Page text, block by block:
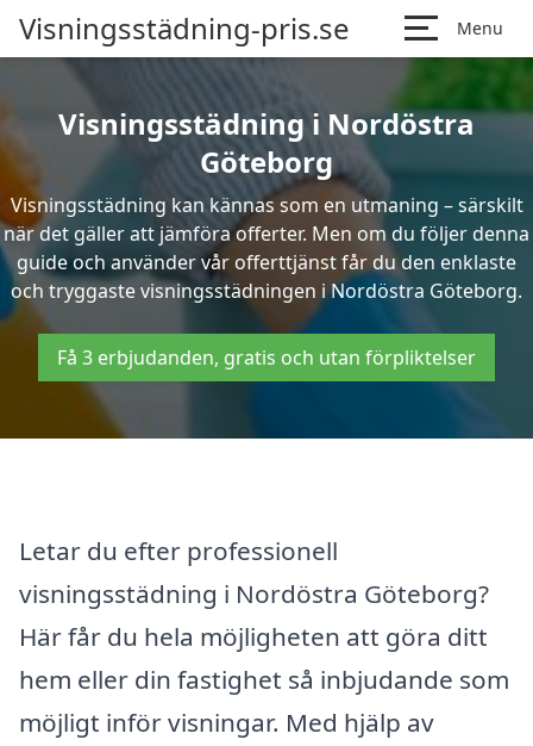
Visningsstädning-pris.se Menu
Visningsstädning i Nordöstra
Göteborg
Visningsstädning kan kännas som en utmaning – särskilt
när det gäller att jämföra offerter. Men om du följer denna
guide och använder vår offerttjänst får du den enklaste
och tryggaste visningsstädningen i Nordöstra Göteborg.
Få 3 erbjudanden, gratis och utan förpliktelser
Letar du efter professionell
visningsstädning i Nordöstra Göteborg?
Här får du hela möjligheten att göra ditt
hem eller din fastighet så inbjudande som
möjligt inför visningar. Med hjälp av